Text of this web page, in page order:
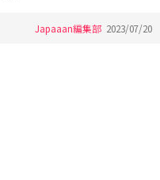
Japaaan編集部 2023/07/20